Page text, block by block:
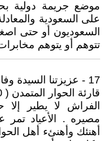
موضع جريمة دولية
على السعودية
السعوديون أو حتى
تتوهم أو يتوهم
17 - عزيزتنا السيدة وفاء سلطان
قارئة الحوار المتمدن ( 2010 / 4 / 2 - 03:22 )
الفراش لا يطير إلا
مصيره . الأعياد
أهنئك وأهنئء أهل